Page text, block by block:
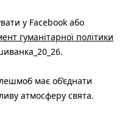
у Facebook або
гуманітарної політики
має об’єднати
атмосферу свята.